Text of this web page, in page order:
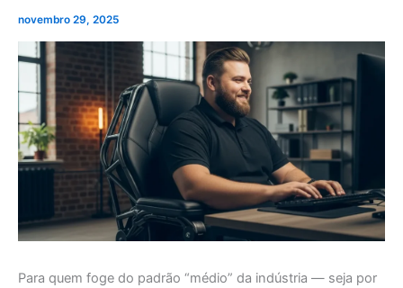
novembro 29, 2025
Para quem foge do padrão “médio” da indústria — seja por